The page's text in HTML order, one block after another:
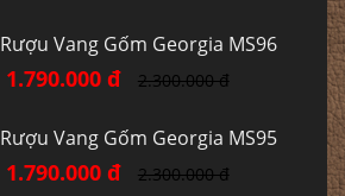
Rượu Vang Gốm Georgia MS96
1.790.000 đ 2.300.000 đ
Rượu Vang Gốm Georgia MS95
1.790.000 đ 2.300.000 đ